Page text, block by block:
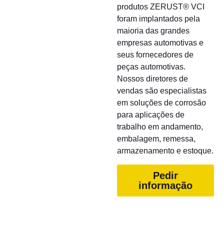
produtos ZERUST® VCI
foram implantados pela
maioria das grandes
empresas automotivas e
seus fornecedores de
peças automotivas.
Nossos diretores de
vendas são especialistas
em soluções de corrosão
para aplicações de
trabalho em andamento,
embalagem, remessa,
armazenamento e estoque.
Pedir
informação